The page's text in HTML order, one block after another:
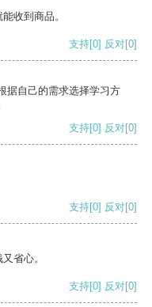
收到商品。
支持[0] 反对[0]
据自己的需求选择学习方
支持[0] 反对[0]
支持[0] 反对[0]
省心。
支持[0] 反对[0]